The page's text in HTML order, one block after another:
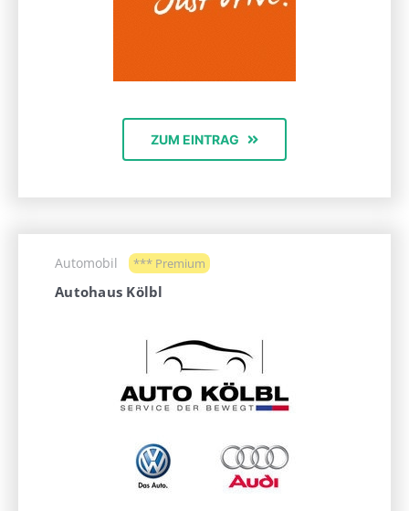
ZUM EINTRAG
Automobil *** Premium
Autohaus Kölbl